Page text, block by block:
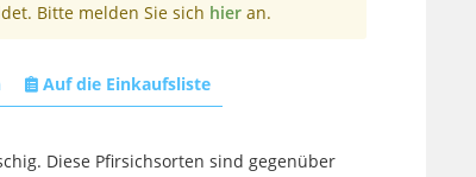
Bitte melden Sie sich hier an.
Auf die Einkaufsliste
Diese Pfirsichsorten sind gegenüber